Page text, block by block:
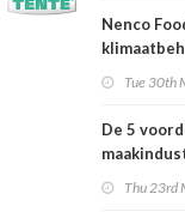
Nenco
Tue 30th
De 5
Thu 23rd